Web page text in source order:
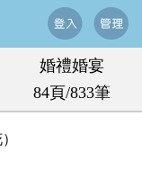
婚禮婚宴
84頁/833筆